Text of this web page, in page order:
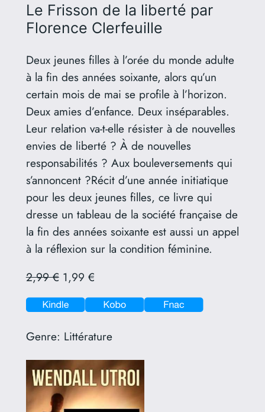
Le Frisson de la liberté par
Florence Clerfeuille
Deux jeunes filles à l’orée du monde adulte
à la fin des années soixante, alors qu’un
certain mois de mai se profile à l’horizon.
Deux amies d’enfance. Deux inséparables.
Leur relation va-t-elle résister à de nouvelles
envies de liberté ? À de nouvelles
responsabilités ? Aux bouleversements qui
s’annoncent ?Récit d’une année initiatique
pour les deux jeunes filles, ce livre qui
dresse un tableau de la société française de
la fin des années soixante est aussi un appel
à la réflexion sur la condition féminine.
2,99 €1,99 €
Genre: Littérature